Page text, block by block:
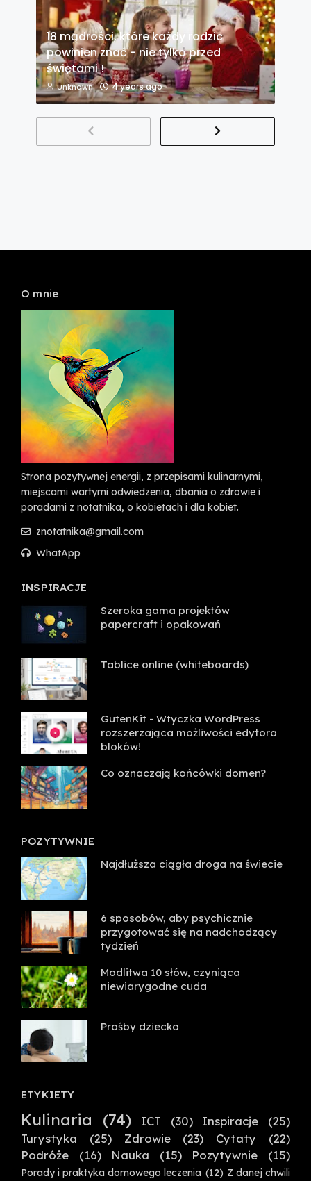
18 mądrości, które każdy rodzic
powinien znać - nie tylko przed
świętami !
Unknown 4 years ago
O mnie
Strona pozytywnej energii, z przepisami kulinarnymi,
miejscami wartymi odwiedzenia, dbania o zdrowie i
poradami z notatnika, o kobietach i dla kobiet.
znotatnika@gmail.com
WhatApp
INSPIRACJE
Szeroka gama projektów
papercraft i opakowań
Tablice online (whiteboards)
GutenKit - Wtyczka WordPress
rozszerzająca możliwości edytora
bloków!
Co oznaczają końcówki domen?
POZYTYWNIE
Najdłuższa ciągła droga na świecie
6 sposobów, aby psychicznie
przygotować się na nadchodzący
tydzień
Modlitwa 10 słów, czyniąca
niewiarygodne cuda
Prośby dziecka
ETYKIETY
Kulinaria (74) ICT (30) Inspiracje
(25)
Turystyka
(25) Zdrowie (23) Cytaty
(22)
Podróże
(16) Nauka (15) Pozytywnie (15)
Porady i praktyka domowego leczenia (12) Z danej chwili